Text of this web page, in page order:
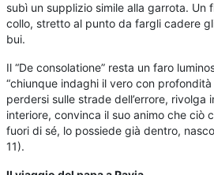
subì un supplizio simile alla garrota. Un
collo, stretto al punto da fargli cadere
bui.
Il “De consolatione” resta un faro
“chiunque indaghi il vero con
perdersi sulle strade dell’errore, rivolga
interiore, convinca il suo animo che ciò
fuori di sé, lo possiede già dentro,
11).